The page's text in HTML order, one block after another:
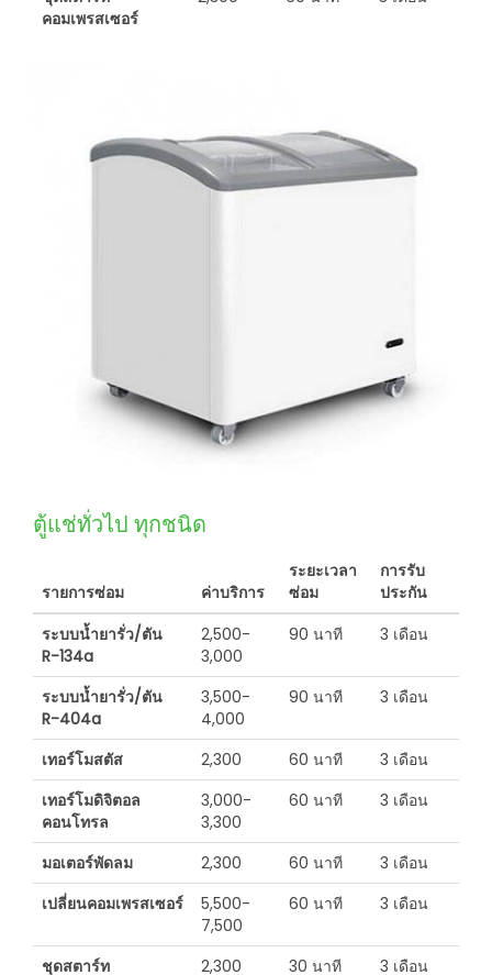
คอมเพรสเซอร์
ตู้แช่ทั่วไป ทุกชนิด
รายการซ่อม ค่าบริการ
ระยะเวลา
ซ่อม
การรับ
ประกัน
ระบบน้ำยารั่ว/ตัน
R-134a
2,500-
3,000
90 นาที 3 เดือน
ระบบน้ำยารั่ว/ตัน
R-404a
3,500-
4,000
90 นาที 3 เดือน
เทอร์โมสตัส 2,300 60 นาที
3 เดือน
เทอร์โมดิจิตอล
คอนโทรล
3,000-
3,300
60 นาที 3 เดือน
มอเตอร์พัดลม 2,300 60 นาที
3 เดือน
เปลี่ยนคอมเพรสเซอร์
5,500-
7,500
60 นาที 3 เดือน
ชุดสตาร์ท
2,300 30 นาที 3 เดือน